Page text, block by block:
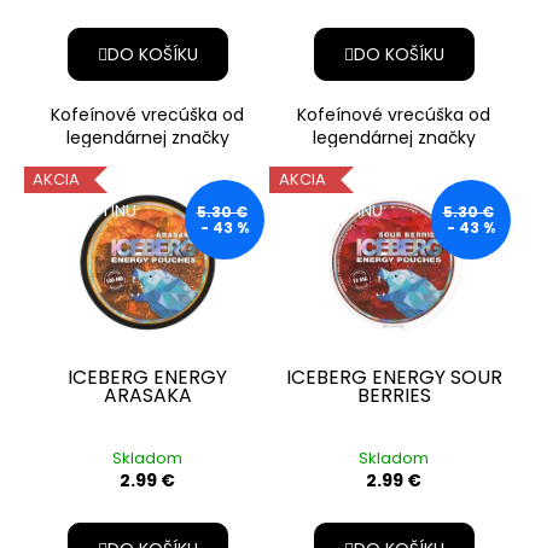
DO KOŠÍKU
Kofeínové vrecúška od
legendárnej značky
ICEBERG s osviežujúcou
príchuťou manga, ktorá
prinesie výr
DO KOŠÍKU
Kofeínové vrecúška od
legendárnej značky
ICEBERG so silnou
príchuťou sladkej ovocnej
zmesi, ktorá pr
AKCIA
BEZ NIKOTÍNU
5.30 €
- 43 %
ICEBERG ENERGY
ARASAKA
Skladom
2.99 €
AKCIA
BEZ NIKOTÍNU
5.30 €
- 43 %
ICEBERG ENERGY SOUR
BERRIES
Skladom
2.99 €